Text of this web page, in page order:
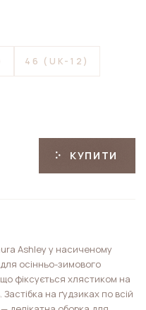
46 (UK-12)
КУПИТИ
Ashley у насиченому
для осінньо-зимового
фіксується хлястиком на
на ґудзиках по всій